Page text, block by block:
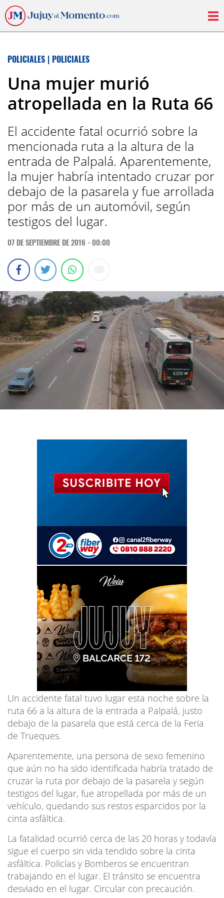
POLICIALES | POLICIALES
Una mujer murió
atropellada en la Ruta 66
El accidente fatal ocurrió sobre la
mencionada ruta a la altura de la
entrada de Palpalá. Aparentemente,
la mujer habría intentado cruzar por
debajo de la pasarela y fue arrollada
por más de un automóvil, según
testigos del lugar.
07 DE SEPTIEMBRE DE 2016 - 00:00
Un accidente fatal tuvo lugar esta noche sobre la
ruta 66 a la altura de la entrada a Palpalá, justo
debajo de la pasarela que está cerca de la Feria
de Trueques.
Aparentemente, una persona de sexo femenino
que aún no ha sido identificada habría tratado de
cruzar la ruta por debajo de la pasarela y según
testigos del lugar, fue atropellada por más de un
vehículo, quedando sus restos esparcidos por la
cinta asfáltica.
La fatalidad ocurrió cerca de las 20 horas y todavía
sigue el cuerpo sin vida tendido sobre la cinta
asfáltica. Policías y Bomberos se encuentran
trabajando en el lugar. El tránsito se encuentra
desviado en el lugar. Circular con precaución.